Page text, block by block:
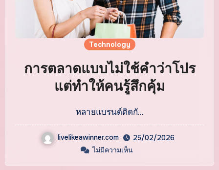
Technology
การตลาดแบบไม่ใช้คำว่าโปร
แต่ทำให้คนรู้สึกคุ้ม
หลายแบรนด์ติดกั…
livelikeawinner.com
25/02/2026
ไม่มีความเห็น